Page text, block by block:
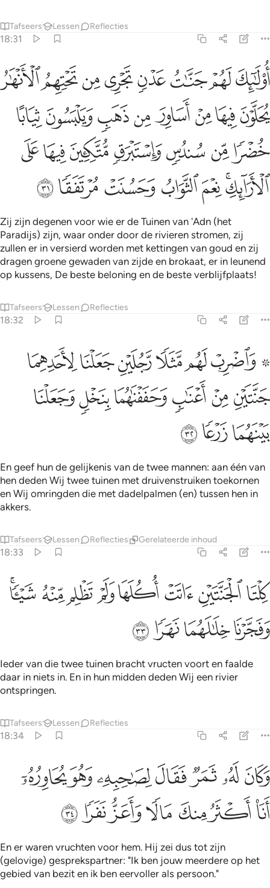
Tafseers Lessen Reflecties
18:31
اولايك لهم جنات عدن تجري من تحتهم الانهار يحلون فيها من اساور
أُو۟لَـٰٓئِكَ لَهُمْ جَنَّـٰتُ عَدْنٍۢ تَجْرِى مِن تَحْتِهِمُ ٱلْأَنْهَـٰرُ يُحَلَّوْنَ فِيهَا
ﲐﲑﲒﲓﲔﲕﲖﲗ
ﲘﲙﲚﲛﲜﲝﲞﲟ
ﲠﲡﲢﲣﲤﲥﲦ
ﲧﲨﲩﲪﲫﲬﲭ
Zij zijn degenen voor wie er de Tuinen van 'Adn (het
Paradijs) zijn, waar onder door de rivieren stromen, zij
zullen er in versierd worden met kettingen van goud en zij
dragen groene gewaden van zijde en brokaat, er in leunend
op kussens, De beste beloning en de beste verblijfplaats!
Tafseers Lessen Reflecties
18:32
۞ واضرب لهم مثلا رجلين جعلنا لاحدهما جنتين من اعناب وحففناهما
۞ وَٱضْرِبْ لَهُم مَّثَلًۭا رَّجُلَيْنِ جَعَلْنَا لِأَحَدِهِمَا جَنَّتَيْنِ مِنْ أَعْنَـٰبٍۢ
ﲮ ﲯﲰﲱﲲﲳﲴ
ﲵﲶﲷﲸﲹﲺ
ﲻﲼﲽ
En geef hun de gelijkenis van de twee mannen: aan één van
hen deden Wij twee tuinen met druivenstruiken toekornen
en Wij omringden die met dadelpalmen (en) tussen hen in
akkers.
Tafseers Lessen Reflecties Gerelateerde inhoud
18:33
كلتا الجنتين اتت اكلها ولم تظلم منه شييا وفجرنا خلالهما نهرا ٣٣
كِلْتَا ٱلْجَنَّتَيْنِ ءَاتَتْ أُكُلَهَا وَلَمْ تَظْلِم مِّنْهُ شَيْـًۭٔا ۚ وَفَجَّرْنَا خِلَـٰلَهُمَا
ﲾﲿﳀﳁﳂﳃﳄﳅﳆ
ﳇﳈﳉﳊ
Ieder van die twee tuinen bracht vructen voort en faalde
daar in niets in. En in hun midden deden Wij een rivier
ontspringen.
Tafseers Lessen Reflecties
18:34
وكان له ثمر فقال لصاحبه وهو يحاوره انا اكثر منك مالا واعز نفرا ٣٤
وَكَانَ لَهُۥ ثَمَرٌۭ فَقَالَ لِصَـٰحِبِهِۦ وَهُوَ يُحَاوِرُهُۥٓ أَنَا۠ أَكْثَرُ مِنكَ مَالًۭا
ﳋﳌﳍﳎﳏﳐﳑ
ﳒﳓﳔ ﳕﳖﳗﳘ
En er waren vruchten voor hem. Hij zei dus tot zijn
(gelovige) gesprekspartner: "Ik ben jouw meerdere op het
gebied van bezit en ik ben eervoller als persoon."